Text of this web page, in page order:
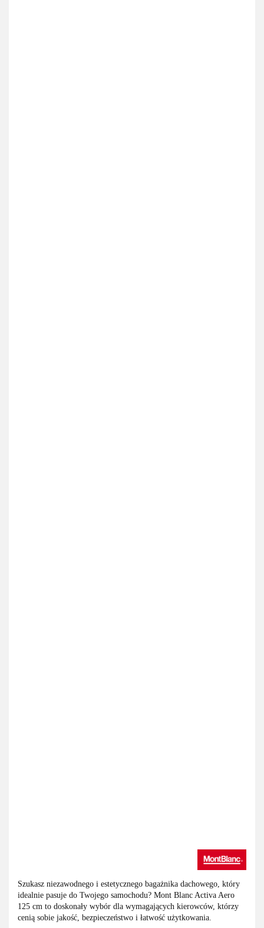
Szukasz niezawodnego i estetycznego bagażnika dachowego, który
idealnie pasuje do Twojego samochodu? Mont Blanc Activa Aero
125 cm to doskonały wybór dla wymagających kierowców, którzy
cenią sobie jakość, bezpieczeństwo i łatwość użytkowania.